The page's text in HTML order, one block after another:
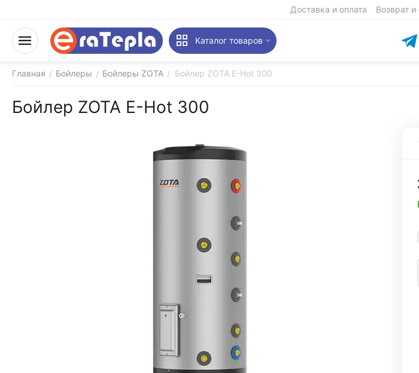
Доставка и оплата Возврат
Каталог товаров
Главная / Бойлеры / Бойлеры ZOTA / Бойлер ZOTA E-Hot 300
Бойлер ZOTA E-Hot 300